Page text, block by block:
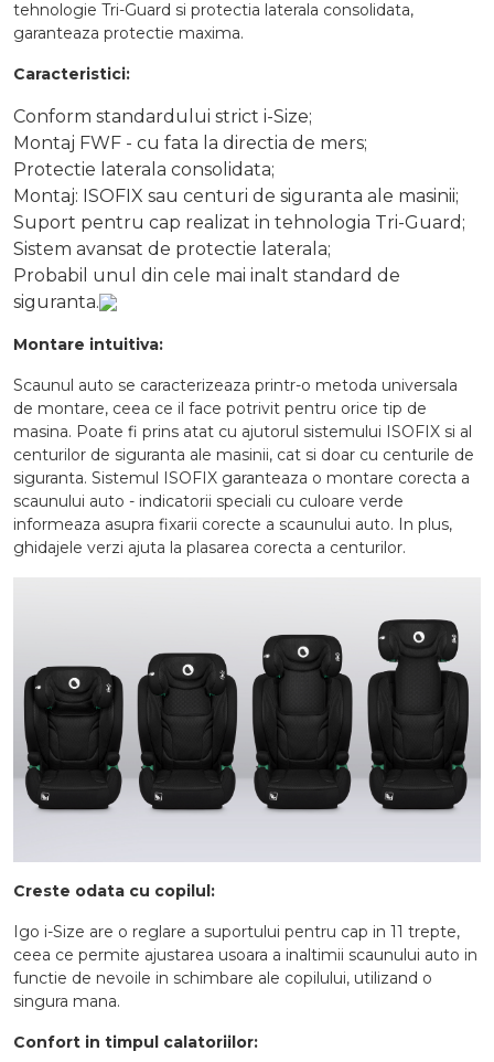
tehnologie Tri-Guard si protectia laterala consolidata,
garanteaza protectie maxima.
Caracteristici:
Conform standardului strict i-Size;
Montaj FWF - cu fata la directia de mers;
Protectie laterala consolidata;
Montaj: ISOFIX sau centuri de siguranta ale masinii;
Suport pentru cap realizat in tehnologia Tri-Guard;
Sistem avansat de protectie laterala;
Probabil unul din cele mai inalt standard de
siguranta.
Montare intuitiva:
Scaunul auto se caracterizeaza printr-o metoda universala
de montare, ceea ce il face potrivit pentru orice tip de
masina. Poate fi prins atat cu ajutorul sistemului ISOFIX si al
centurilor de siguranta ale masinii, cat si doar cu centurile de
siguranta. Sistemul ISOFIX garanteaza o montare corecta a
scaunului auto - indicatorii speciali cu culoare verde
informeaza asupra fixarii corecte a scaunului auto. In plus,
ghidajele verzi ajuta la plasarea corecta a centurilor.
Creste odata cu copilul:
Igo i-Size are o reglare a suportului pentru cap in 11 trepte,
ceea ce permite ajustarea usoara a inaltimii scaunului auto in
functie de nevoile in schimbare ale copilului, utilizand o
singura mana.
Confort in timpul calatoriilor: